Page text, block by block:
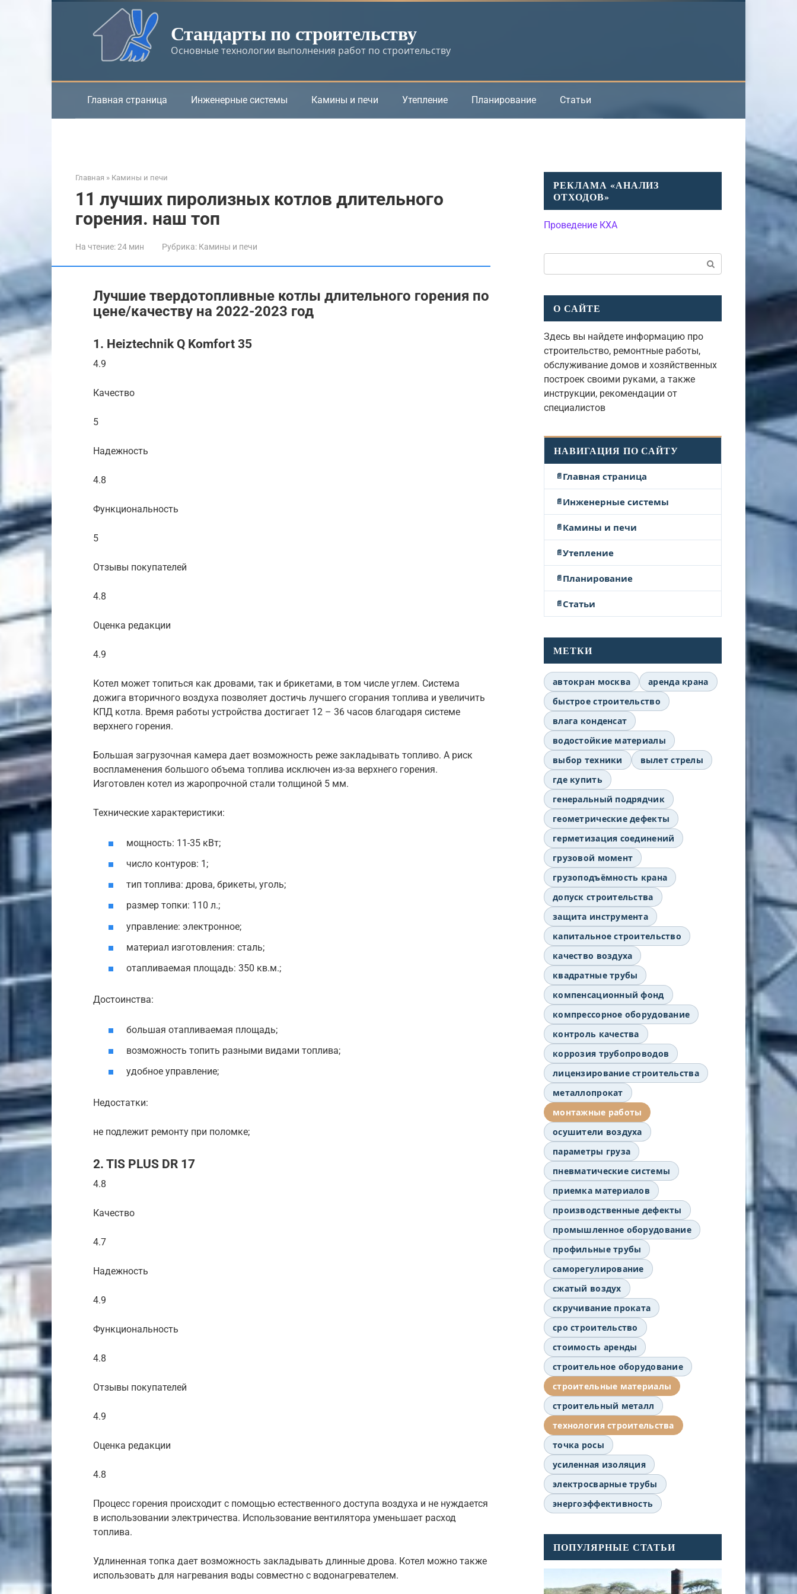
Стандарты по строительству
Основные технологии выполнения работ по строительству
Главная страница Инженерные системы Камины и печи Утепление Планирование Статьи
Главная » Камины и печи
11 лучших пиролизных котлов длительного
горения. наш топ
На чтение:24 мин Рубрика: Камины и печи
Лучшие твердотопливные котлы длительного горения по
цене/качеству на 2022-2023 год
1. Heiztechnik Q Komfort 35
4.9
Качество
5
Надежность
4.8
Функциональность
5
Отзывы покупателей
4.8
Оценка редакции
4.9
Котел может топиться как дровами, так и брикетами, в том числе углем. Система
дожига вторичного воздуха позволяет достичь лучшего сгорания топлива и увеличить
КПД котла. Время работы устройства достигает 12 – 36 часов благодаря системе
верхнего горения.
Большая загрузочная камера дает возможность реже закладывать топливо. А риск
воспламенения большого объема топлива исключен из-за верхнего горения.
Изготовлен котел из жаропрочной стали толщиной 5 мм.
Технические характеристики:
мощность: 11-35 кВт;
число контуров: 1;
тип топлива: дрова, брикеты, уголь;
размер топки: 110 л.;
управление: электронное;
материал изготовления: сталь;
отапливаемая площадь: 350 кв.м.;
Достоинства:
большая отапливаемая площадь;
возможность топить разными видами топлива;
удобное управление;
Недостатки:
не подлежит ремонту при поломке;
2. TIS PLUS DR 17
4.8
Качество
4.7
Надежность
4.9
Функциональность
4.8
Отзывы покупателей
4.9
Оценка редакции
4.8
Процесс горения происходит с помощью естественного доступа воздуха и не нуждается
в использовании электричества. Использование вентилятора уменьшает расход
топлива.
Удлиненная топка дает возможность закладывать длинные дрова. Котел можно также
использовать для нагревания воды совместно с водонагревателем.
РЕКЛАМА «АНАЛИЗ
ОТХОДОВ»
Проведение КХА
О САЙТЕ
Здесь вы найдете информацию про
строительство, ремонтные работы,
обслуживание домов и хозяйственных
построек своими руками, а также
инструкции, рекомендации от
специалистов
НАВИГАЦИЯ ПО САЙТУ
Главная страница
Инженерные системы
Камины и печи
Утепление
Планирование
Статьи
МЕТКИ
автокран москва
аренда крана
быстрое строительство
влага конденсат
водостойкие материалы
выбор техники
вылет стрелы
где купить
генеральный подрядчик
геометрические дефекты
герметизация соединений
грузовой момент
грузоподъёмность крана
допуск строительства
защита инструмента
капитальное строительство
качество воздуха
квадратные трубы
компенсационный фонд
компрессорное оборудование
контроль качества
коррозия трубопроводов
лицензирование строительства
металлопрокат
монтажные работы
осушители воздуха
параметры груза
пневматические системы
приемка материалов
производственные дефекты
промышленное оборудование
профильные трубы
саморегулирование
сжатый воздух
скручивание проката
сро строительство
стоимость аренды
строительное оборудование
строительные материалы
строительный металл
технология строительства
точка росы
усиленная изоляция
электросварные трубы
энергоэффективность
ПОПУЛЯРНЫЕ СТАТЬИ